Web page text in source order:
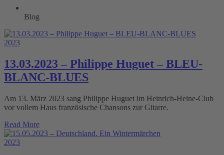
Blog
2023
13.03.2023 – Philippe Huguet – BLEU-
BLANC-BLUES
Am 13. März 2023 sang Philippe Huguet im Heinrich-Heine-Club
vor vollem Haus französische Chansons zur Gitarre.
Read More
2023